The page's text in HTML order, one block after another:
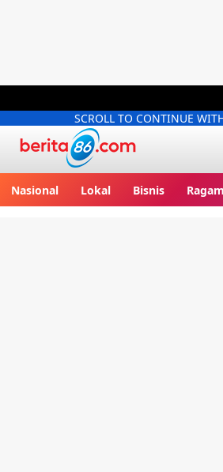
SCROLL TO CONTINUE
Nasional Lokal Bisnis Ragam